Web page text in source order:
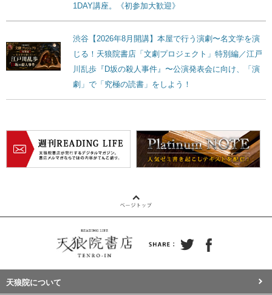
1DAY講座。《初参加大歓迎》
渋谷【2026年8月開講】本屋で行う演劇〜名文学を演
じる！天狼院書店「文劇プロジェクト」特別編／江戸
川乱歩『D坂の殺人事件』〜公演発表会に向け、「演
劇」で「究極の読書」をしよう！
天狼院について